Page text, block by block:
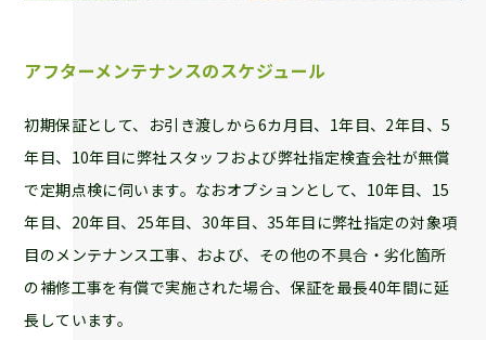
アフターメンテナンスのスケジュール
初期保証として、お引き渡しから6カ月目、1年目、2年目、5
年目、10年目に弊社スタッフおよび弊社指定検査会社が無償
で定期点検に伺います。なおオプションとして、10年目、15
年目、20年目、25年目、30年目、35年目に弊社指定の対象項
目のメンテナンス工事、および、その他の不具合・劣化箇所
の補修工事を有償で実施された場合、保証を最長40年間に延
長しています。